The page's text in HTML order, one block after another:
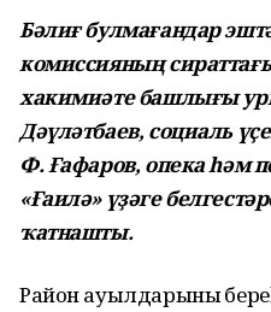
Бәлиғ булмағандар
комиссияның
хакимиәте башлығы
Дәүләтбаев, социаль
Ф. Ғафаров, опека һәм
«Ғаилә» үҙәге
ҡатнашты.
Район ауылдарының